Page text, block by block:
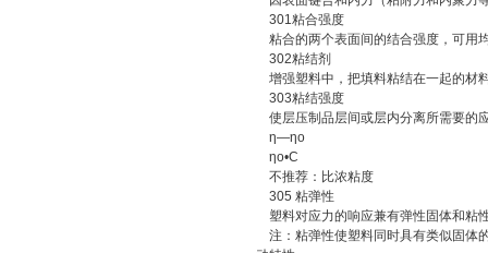
301粘合强度
粘合的两个表面间的结合强度，可用
302粘结剂
增强塑料中，把填料粘结在一起的材
303粘结强度
使层压制品层间或层内分离所需要的
η—ηo
ηo•C
不推荐：比浓粘度
305 粘弹性
塑料对应力的响应兼有弹性固体和粘
注：粘弹性使塑料同时具有类似固体